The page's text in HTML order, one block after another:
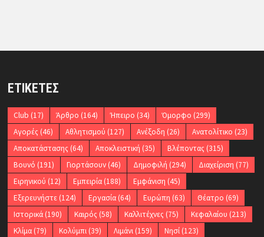
ΕΤΙΚΈΤΕΣ
Club (17) Άρθρο (164) Ήπειρο (34) Όμορφο (299)
Αγορές (46) Αθλητισμού (127) Ανέξοδη (26) Ανατολίτικο (23)
Αποκατάστασης (64) Αποκλειστική (35) Βλέποντας (315)
Βουνό (191) Γιορτάσουν(46) Δημοφιλή (294) Διαχείριση (77)
Ειρηνικού (12) Εμπειρία(188) Εμφάνιση (45)
Εξερευνήστε(124) Εργασία(64) Ευρώπη (63) Θέατρο (69)
Ιστορικά(190) Καιρός (58) Καλλιτέχνες (75) Κεφαλαίου (213)
Κλίμα(79) Κολύμπι(39) Λιμάνι(159) Νησί(123)